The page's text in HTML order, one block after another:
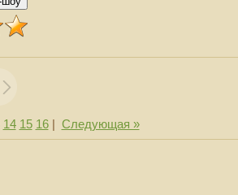
14 15 16| Следующая »